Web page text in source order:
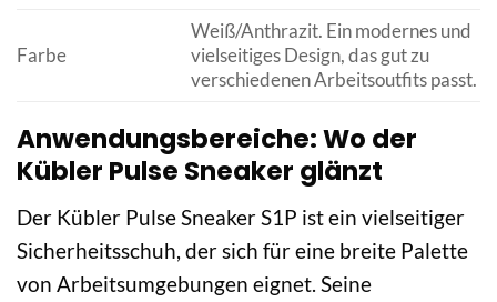
Farbe
Weiß/Anthrazit. Ein modernes und
vielseitiges Design, das gut zu
verschiedenen Arbeitsoutfits passt.
Anwendungsbereiche: Wo der
Kübler Pulse Sneaker glänzt
Der Kübler Pulse Sneaker S1P ist ein vielseitiger
Sicherheitsschuh, der sich für eine breite Palette
von Arbeitsumgebungen eignet. Seine